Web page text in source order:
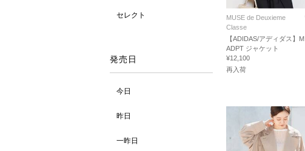
セレクト
発売日
今日
昨日
一昨日
MUSE de Deuxieme
Classe
【ADIDAS/アディダス】M
ADPT ジャケット
¥12,100
再入荷